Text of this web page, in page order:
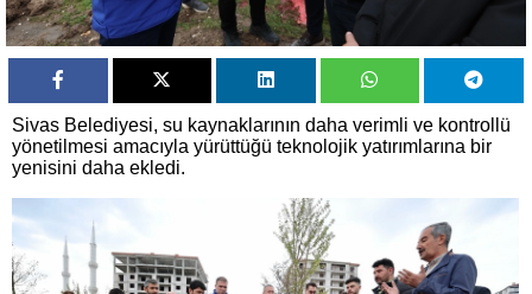
Sivas Belediyesi, su kaynaklarının daha verimli ve kontrollü
yönetilmesi amacıyla yürüttüğü teknolojik yatırımlarına bir
yenisini daha ekledi.